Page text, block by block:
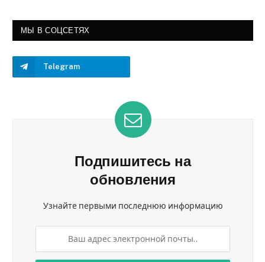
МЫ В СОЦСЕТЯХ
Telegram
Подпишитесь на
обновления
Узнайте первыми последнюю информацию